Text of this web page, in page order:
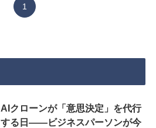
1
AIクローンが「意思決定」を代行
する日——ビジネスパーソンが今